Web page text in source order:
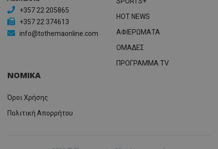
+357 22 205865
+357 22 374613
info@tothemaonline.com
HOT NEWS
ΑΦΙΕΡΩΜΑΤΑ
ΟΜΑΔΕΣ
ΠΡΟΓΡΑΜΜΑ TV
ΝΟΜΙΚΑ
Όροι Χρήσης
Πολιτική Απορρήτου